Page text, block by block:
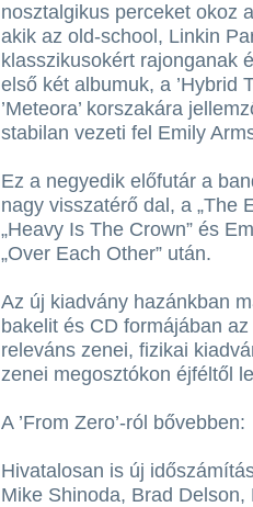
nosztalgikus perceket okoz
akik az old-school, Linkin
klasszikusokért rajonganak
első két albumuk, a ’Hybrid
’Meteora’ korszakára
stabilan vezeti fel Emily
Ez a negyedik előfutár a
nagy visszatérő dal, a „The
„Heavy Is The Crown” és
„Over Each Other” után.
Az új kiadvány hazánkban
bakelit és CD formájában
releváns zenei, fizikai
zenei megosztókon éjféltől
A ’From Zero’-ról bővebben:
Hivatalosan is új
Mike Shinoda, Brad